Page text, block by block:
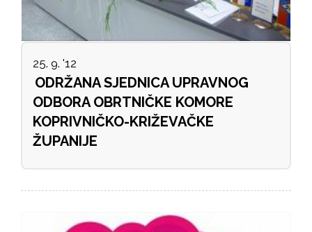
25. 9. '12
ODRŽANA SJEDNICA UPRAVNOG
ODBORA OBRTNIČKE KOMORE
KOPRIVNIČKO-KRIŽEVAČKE
ŽUPANIJE